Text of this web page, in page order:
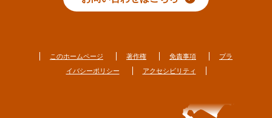
このホームページ 著作権 免責事項
プラ
イバシーポリシー
アクセシビリティ